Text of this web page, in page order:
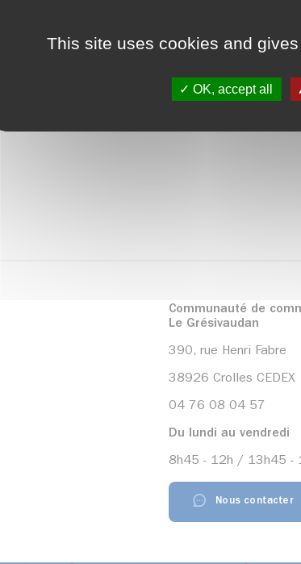
This site uses cookies and
OK, accept all
individuel
01/1986
Communauté de
Le Grésivaudan
390, rue Henri Fabre
38926 Crolles CEDEX
04 76 08 04 57
Du lundi au vendredi
8h45 - 12h / 13h45 -
Nous contacter